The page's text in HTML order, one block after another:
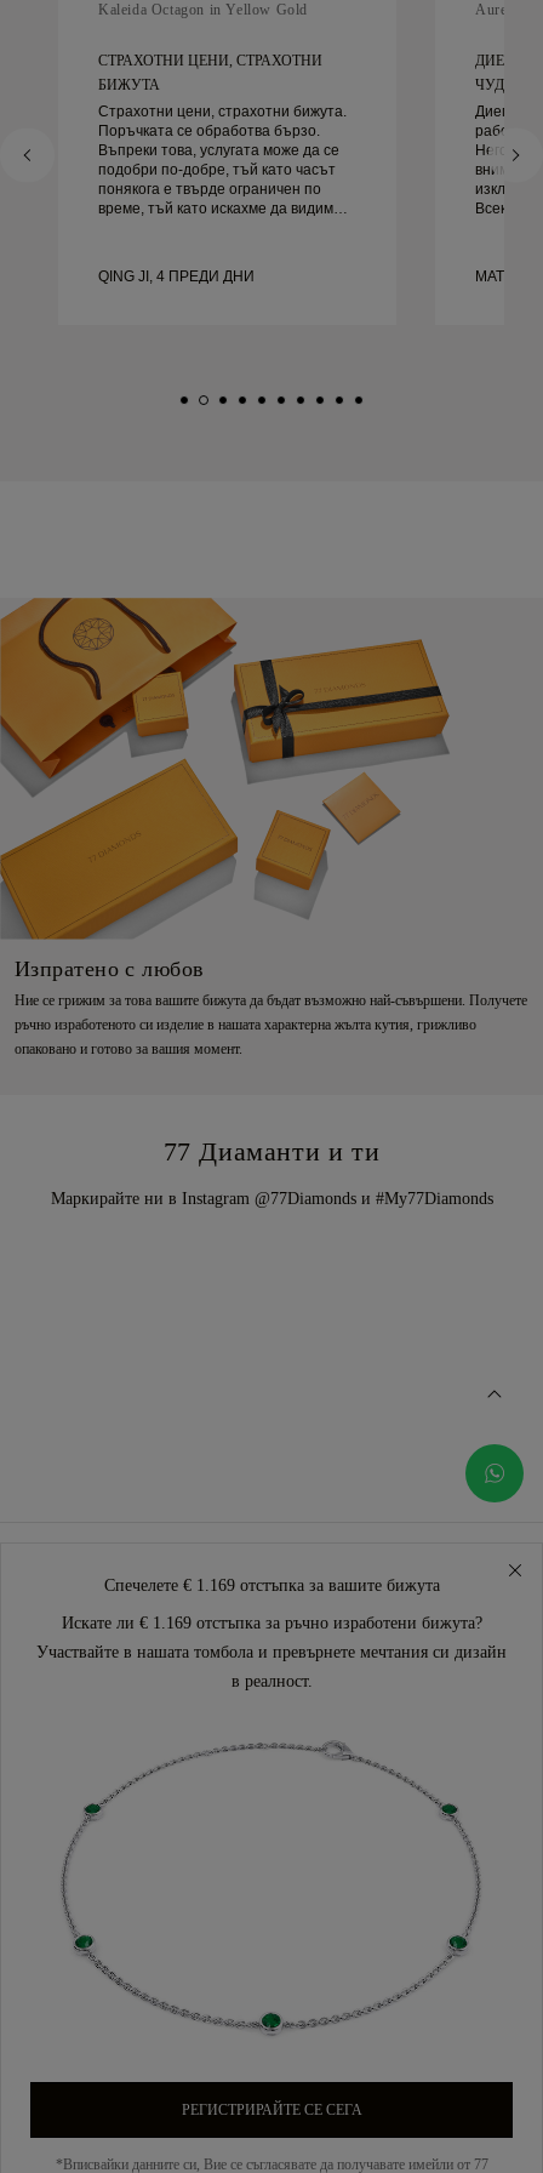
Kaleida Octagon in Yellow Gold
СТРАХОТНИ ЦЕНИ, СТРАХОТНИ
БИЖУТА
Страхотни цени, страхотни бижута.
Поръчката се обработва бързо.
Въпреки това, услугата може да се
подобри по-добре, тъй като часът
понякога е твърде ограничен по
време, тъй като искахме да видим
бижута. Жена ми е щастлива.
QING JI, 4 ПРЕДИ ДНИ
Aurelle in
ДИЕГО
ЧУДЕСЕН
Диего
работа
Всеки
го
Изпратено с любов
Ние се грижим за това вашите бижута да бъдат възможно най-съвършени. Получете
ръчно изработеното си изделие в нашата характерна жълта кутия, грижливо
опаковано и готово за вашия момент.
77 Диаманти и ти
Маркирайте ни в Instagram @77Diamonds и #My77Diamonds
Спечелете € 1.169 отстъпка за вашите бижута
Искате ли € 1.169 отстъпка за ръчно изработени бижута?
Участвайте в нашата томбола и превърнете мечтания си дизайн
в реалност.
РЕГИСТРИРАЙТЕ СЕ СЕГА
*Вписвайки данните си, Вие се съгласявате да получавате имейли от 77